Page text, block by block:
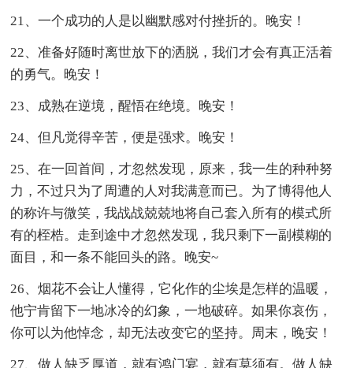
21、一个成功的人是以幽默感对付挫折的。晚安！
22、准备好随时离世放下的洒脱，我们才会有真正活着
的勇气。晚安！
23、成熟在逆境，醒悟在绝境。晚安！
24、但凡觉得辛苦，便是强求。晚安！
25、在一回首间，才忽然发现，原来，我一生的种种努
力，不过只为了周遭的人对我满意而已。为了博得他人
的称许与微笑，我战战兢兢地将自己套入所有的模式所
有的桎梏。走到途中才忽然发现，我只剩下一副模糊的
面目，和一条不能回头的路。晚安~
26、烟花不会让人懂得，它化作的尘埃是怎样的温暖，
他宁肯留下一地冰冷的幻象，一地破碎。如果你哀伤，
你可以为他悼念，却无法改变它的坚持。周末，晚安！
27、做人缺乏厚道，就有鸿门宴，就有莫须有。做人缺